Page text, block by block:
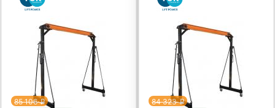
85 106p 84 323p